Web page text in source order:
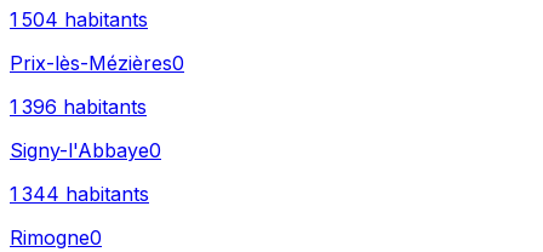
1 504 habitants
Prix-lès-Mézières0
1 396 habitants
Signy-l'Abbaye0
1 344 habitants
Rimogne0